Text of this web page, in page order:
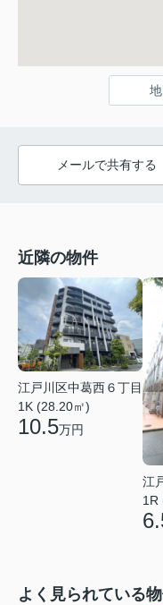
メールで共有する
近隣の物件
江戸川区中葛西６丁目
1K (28.20㎡)
10.5万円
江
1R
よく見られている